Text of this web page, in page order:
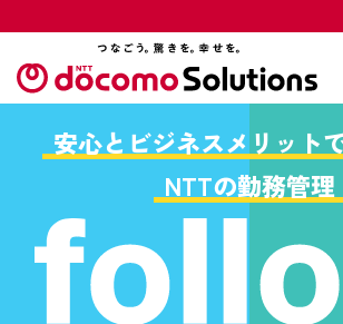
安心とビジネスメリット
NTTの勤務管理